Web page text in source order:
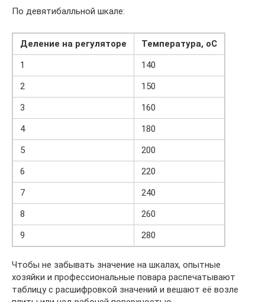
По девятибалльной шкале:
Деление на регуляторе
Температура, оС
1
140
2
150
3
160
4
180
5
200
6
220
7
240
8
260
9
280
Чтобы не забывать значение на шкалах, опытные
хозяйки и профессиональные повара распечатывают
таблицу с расшифровкой значений и вешают её возле